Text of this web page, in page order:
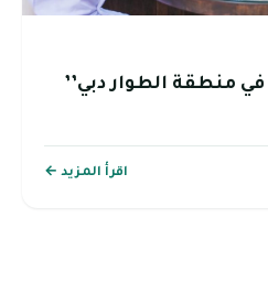
منطقة الطوار دبي’’
اقرأ المزيد ←